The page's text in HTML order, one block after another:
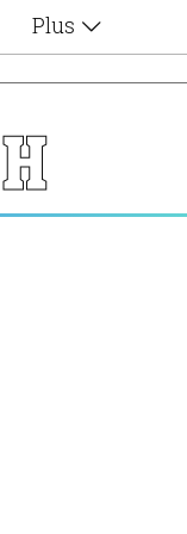
Plus
Αφιερώματα
Ζώδια